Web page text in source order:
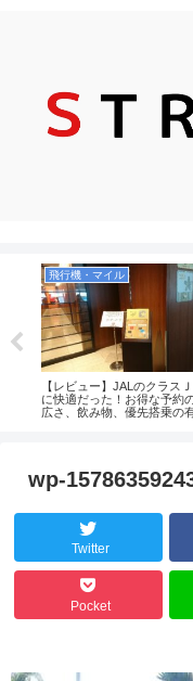
飛行機・マイル
【レビュー】JALのクラス
に快適だった！お得な予約
広さ、飲み物、優先搭乗の
wp-
Twitter
Pocket